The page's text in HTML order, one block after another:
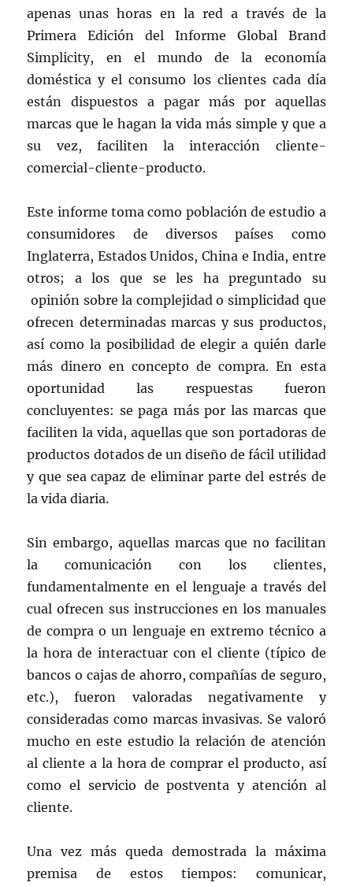
apenas unas horas en la red a través de la
Primera Edición del Informe Global Brand
Simplicity, en el mundo de la economía
doméstica y el consumo los clientes cada día
están dispuestos a pagar más por aquellas
marcas que le hagan la vida más simple y que a
su vez, faciliten la interacción cliente-
comercial-cliente-producto.
Este informe toma como población de estudio a
consumidores de diversos países como
Inglaterra, Estados Unidos, China e India, entre
otros; a los que se les ha preguntado su
opinión sobre la complejidad o simplicidad que
ofrecen determinadas marcas y sus productos,
así como la posibilidad de elegir a quién darle
más dinero en concepto de compra. En esta
oportunidad las respuestas fueron
concluyentes: se paga más por las marcas que
faciliten la vida, aquellas que son portadoras de
productos dotados de un diseño de fácil utilidad
y que sea capaz de eliminar parte del estrés de
la vida diaria.
Sin embargo, aquellas marcas que no facilitan
la comunicación con los clientes,
fundamentalmente en el lenguaje a través del
cual ofrecen sus instrucciones en los manuales
de compra o un lenguaje en extremo técnico a
la hora de interactuar con el cliente (típico de
bancos o cajas de ahorro, compañías de seguro,
etc.), fueron valoradas negativamente y
consideradas como marcas invasivas. Se valoró
mucho en este estudio la relación de atención
al cliente a la hora de comprar el producto, así
como el servicio de postventa y atención al
cliente.
Una vez más queda demostrada la máxima
premisa de estos tiempos: comunicar,